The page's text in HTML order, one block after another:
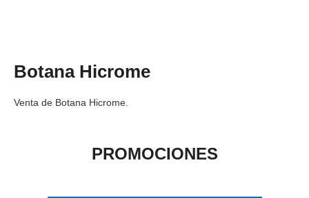
Botana Hicrome
Venta de Botana Hicrome.
PROMOCIONES